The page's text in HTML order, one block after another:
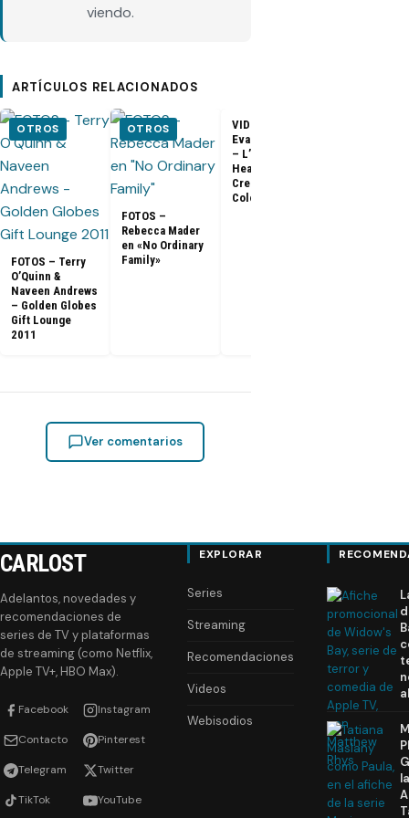
viendo.
ARTÍCULOS RELACIONADOS
OTROS
FOTOS – Terry
O’Quinn &
Naveen Andrews
– Golden Globes
Gift Lounge
2011
OTROS
FOTOS –
Rebecca Mader
en «No Ordinary
Family»
VIDEO –
Evangeline Lilly
– L’Oreal
Healthy Look
Creme Gloss
Color [HD]
Ver comentarios
CARLOST
Adelantos, novedades y
recomendaciones de
series de TV y plataformas
de streaming (como Netflix,
Apple TV+, HBO Max).
Facebook Instagram
Contacto Pinterest
Telegram Twitter
TikTok YouTube
EXPLORAR
Series
Streaming
Recomendaciones
Videos
Webisodios